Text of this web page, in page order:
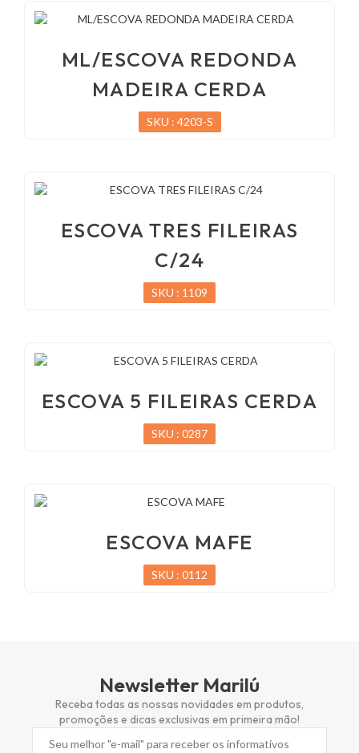
ML/ESCOVA REDONDA
MADEIRA CERDA
SKU : 4203-S
ESCOVA TRES FILEIRAS
C/24
SKU : 1109
ESCOVA 5 FILEIRAS CERDA
SKU : 0287
ESCOVA MAFE
SKU : 0112
Newsletter Marilú
Receba todas as nossas novidades em produtos,
promoções e dicas exclusivas em primeira mão!